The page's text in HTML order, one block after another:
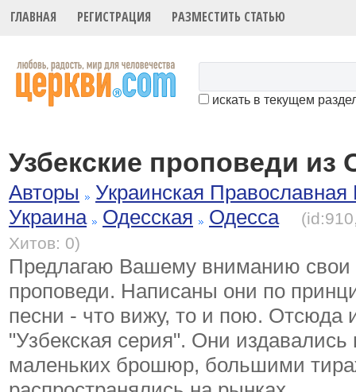
ГЛАВНАЯ РЕГИСТРАЦИЯ РАЗМЕСТИТЬ СТАТЬЮ
искать в текущем
Узбекские проповеди из
Авторы
Украинская Православная
Украина
Одесская Одесса
Хитов: 0)
Предлагаю Вашему вниманию
проповеди. Написаны они по
песни - что вижу, то и пою. Отсюда
"Узбекская серия". Они
маленьких брошюр, большими